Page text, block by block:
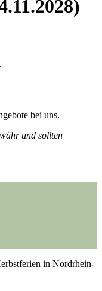
bei uns.
und sollten
in Nordrhein-